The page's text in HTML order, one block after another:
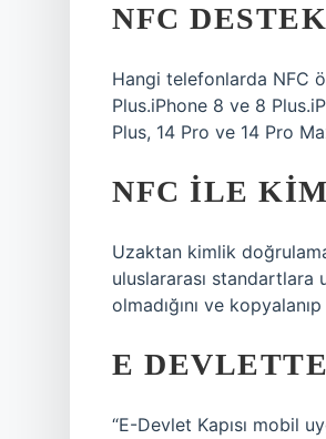
NFC
Hangi telefonlarda NFC
Plus.iPhone 8 ve 8
Plus, 14 Pro ve 14 Pro
NFC ILE
Uzaktan kimlik
uluslararası
olmadığını ve
E
“E-Devlet Kapısı mobil